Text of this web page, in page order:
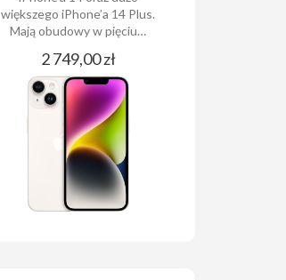
większego iPhone’a 14 Plus.
Mają obudowy w pięciu…
2 749,00 zł